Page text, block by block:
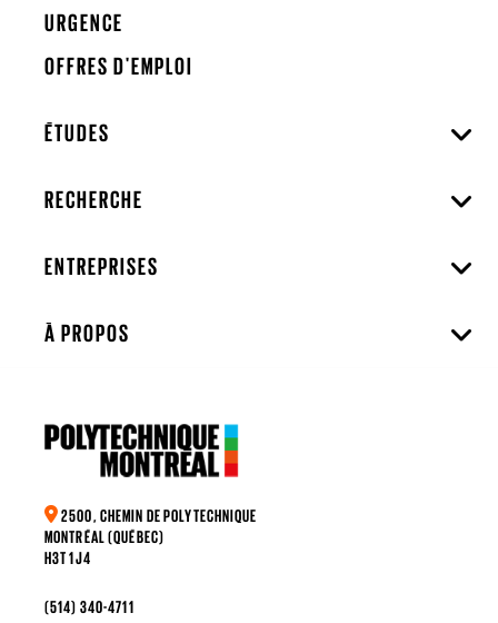
URGENCE
OFFRES D'EMPLOI
ÉTUDES
RECHERCHE
ENTREPRISES
À PROPOS
2500, CHEMIN DE POLYTECHNIQUE
MONTRÉAL (QUÉBEC)
H3T 1J4
(514) 340-4711